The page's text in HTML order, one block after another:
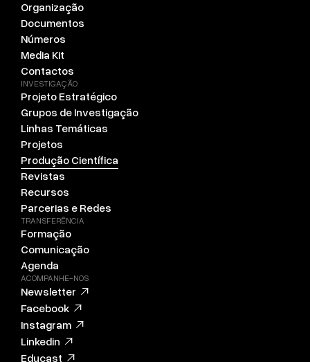
Organização
Documentos
Números
Media Kit
Contactos
INVESTIGAÇÃO
Projeto Estratégico
Grupos de Investigação
Linhas Temáticas
Projetos
Produção Científica
Revistas
Recursos
Parcerias e Redes
TRANSFERÊNCIA
Formação
Comunicação
Agenda
ACOMPANHE-NOS
Newsletter
Facebook
Instagram
Linkedin
Educast